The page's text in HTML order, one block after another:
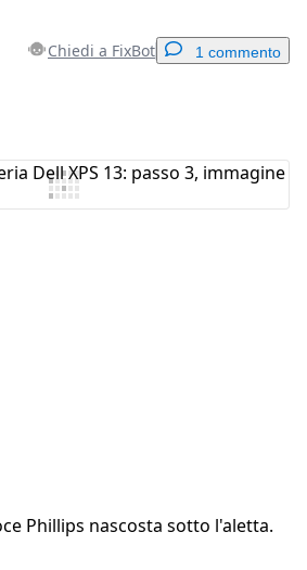
Chiedi a FixBot 1 commento
Phillips nascosta sotto l'aletta.